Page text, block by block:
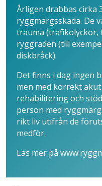
Årligen drabbas cirka
ryggmärgsskada. De
trauma (trafikolyckor,
ryggraden (till
diskbråck).
Det finns i dag ingen
men med korrekt
rehabilitering och
person med
rikt liv utifrån de
medför.
Läs mer på